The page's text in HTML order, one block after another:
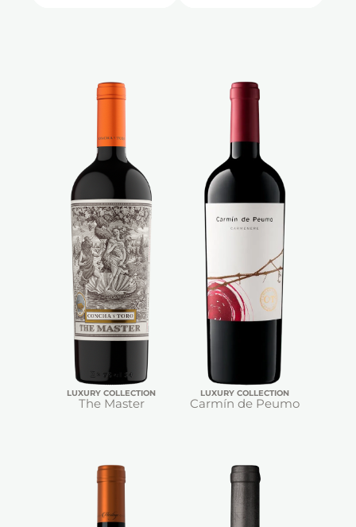
LUXURY COLLECTION
The Master
LUXURY COLLECTION
Carmín de Peumo